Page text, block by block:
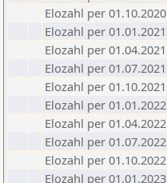
Elozahl per 01.10.2020
Elozahl per 01.01.2021
Elozahl per 01.04.2021
Elozahl per 01.07.2021
Elozahl per 01.10.2021
Elozahl per 01.01.2022
Elozahl per 01.04.2022
Elozahl per 01.07.2022
Elozahl per 01.10.2022
Elozahl per 01.01.2023